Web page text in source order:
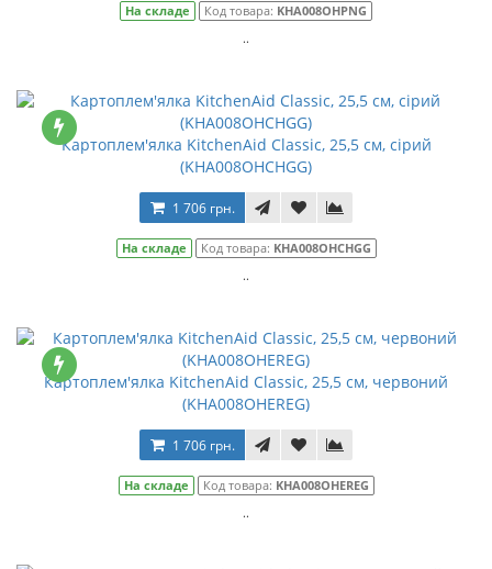
На складе Код товара: KHA008OHPNG
..
Картоплем'ялка KitchenAid Classic, 25,5 см, сірий
(KHA008OHCHGG)
1 706 грн.
На складе Код товара: KHA008OHCHGG
..
Картоплем'ялка KitchenAid Classic, 25,5 см, червоний
(KHA008OHEREG)
1 706 грн.
На складе Код товара: KHA008OHEREG
..